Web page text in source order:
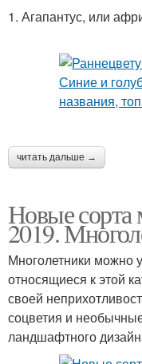
1. Агапантус, или
читать дальше →
Новые сорта
2019.
Многолетники можно
относящиеся к этой
своей
соцветия и
ландшафтного